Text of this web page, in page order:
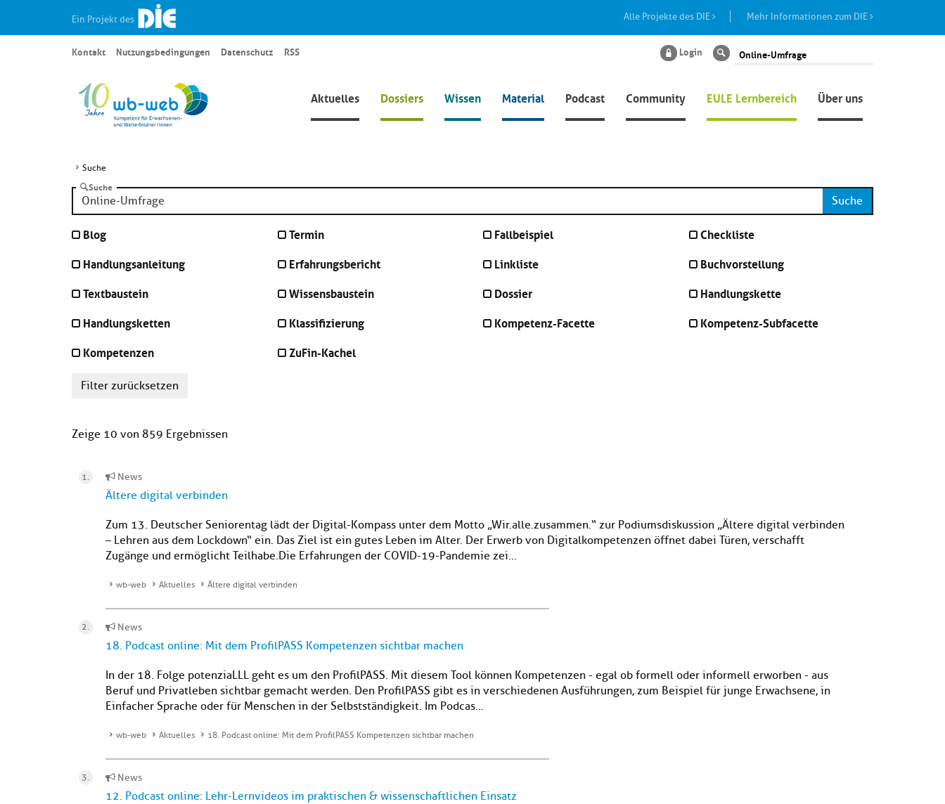
Ein Projekt des Alle Projekte des DIE Mehr Informationen zum DIE
Aktuelles Dossiers Wissen Material Podcast Community EULE Lernbereich Über uns
Kontakt Nutzungsbedingungen Datenschutz RSS Login Suche
Suche
Suche
Suche
Blog Termin Fallbeispiel
Checkliste
Handlungsanleitung
Erfahrungsbericht Linkliste
Buchvorstellung
Textbaustein
Wissensbaustein Dossier
Handlungskette
Handlungsketten
Klassifizierung Kompetenz-Facette
Kompetenz-Subfacette
Kompetenzen
ZuFin-Kachel
Filter zurücksetzen
Zeige 10 von 859 Ergebnissen
News
Ältere digital verbinden
Zum 13. Deutscher Seniorentag lädt der Digital-Kompass unter dem Motto „Wir.alle.zusammen.“ zur Podiumsdiskussion „Ältere digital verbinden
– Lehren aus dem Lockdown“ ein. Das Ziel ist ein gutes Leben im Alter. Der Erwerb von Digitalkompetenzen öffnet dabei Türen, verschafft
Zugänge und ermöglicht Teilhabe.Die Erfahrungen der COVID-19-Pandemie zei...
wb-web Aktuelles Ältere digital verbinden
News
18. Podcast online: Mit dem ProfilPASS Kompetenzen sichtbar machen
In der 18. Folge potenziaLLL geht es um den ProfilPASS. Mit diesem Tool können Kompetenzen - egal ob formell oder informell erworben - aus
Beruf und Privatleben sichtbar gemacht werden. Den ProfilPASS gibt es in verschiedenen Ausführungen, zum Beispiel für junge Erwachsene, in
Einfacher Sprache oder für Menschen in der Selbstständigkeit. Im Podcas...
wb-web Aktuelles 18. Podcast online: Mit dem ProfilPASS Kompetenzen sichtbar machen
News
12. Podcast online: Lehr-Lernvideos im praktischen & wissenschaftlichen Einsatz